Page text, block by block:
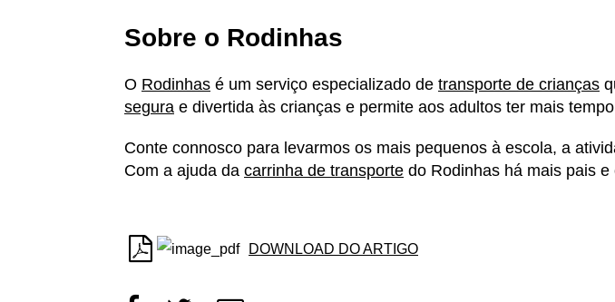
Sobre o Rodinhas
O Rodinhas é um serviço especializado de transporte de crianças
segura e divertida às crianças e permite aos adultos ter mais
Conte connosco para levarmos os mais pequenos à escola, a
Com a ajuda da carrinha de transporte do Rodinhas há mais pais
DOWNLOAD DO ARTIGO